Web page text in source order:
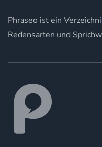
Phraseo ist ein
Redensarten und